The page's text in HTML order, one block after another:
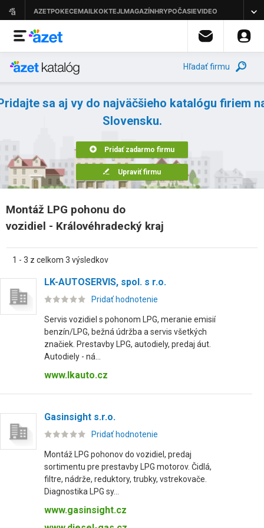
Hľadať firmu
sa aj vy do najväčšieho katalógu firiem
Slovensku.
Pridať zadarmo firmu
Upraviť firmu
Montáž LPG pohonu do
vozidiel - Královéhradecký kraj
1 - 3 z celkom 3 výsledkov
LK-AUTOSERVIS, spol. s r.o.
Pridať hodnotenie
Servis vozidiel s pohonom LPG, meranie emisií
benzín/LPG, bežná údržba a servis všetkých
značiek. Prestavby LPG, autodiely, predaj áut.
Autodiely - ná...
www.lkauto.cz
Gasinsight s.r.o.
Pridať hodnotenie
Montáž LPG pohonov do vozidiel, predaj
sortimentu pre prestavby LPG motorov. Čidlá,
filtre, nádrže, reduktory, trubky, vstrekovače.
Diagnostika LPG sy...
www.gasinsight.cz